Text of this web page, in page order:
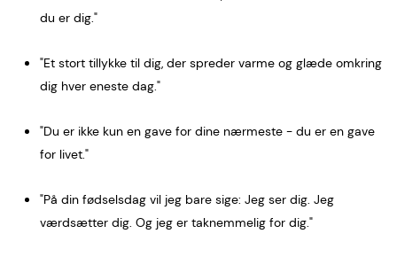
du er dig."
"Et stort tillykke til dig, der spreder varme og glæde omkring
dig hver eneste dag."
"Du er ikke kun en gave for dine nærmeste - du er en gave
for livet."
"På din fødselsdag vil jeg bare sige: Jeg ser dig. Jeg
værdsætter dig. Og jeg er taknemmelig for dig."